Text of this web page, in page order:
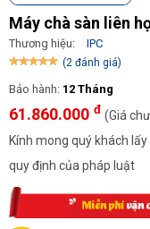
Máy chà sàn liên
Thương hiệu: IPC
(2 đánh giá)
Bảo hành: 12 Tháng
61.860.000 đ (Giá
Kính mong quý khách
quy định của pháp luật